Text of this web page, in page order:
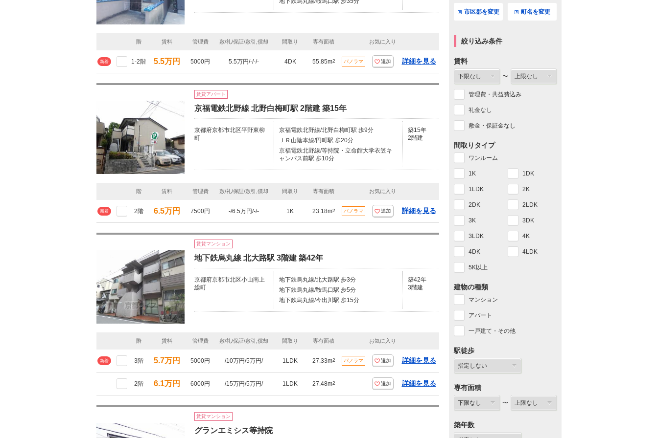
階 賃料 管理費 敷/礼/保証/敷引,償却 間取り 専有面積 お気に入り
新着 1-2階 5.5万円 5000円 5.5万円/-/-/- 4DK 55.85m2 パノラマ 追加 詳細を見る
賃貸アパート
京福電鉄北野線 北野白梅町駅 2階建 築15年
京都府京都市北区平野東柳
町
京福電鉄北野線/北野白梅町駅 歩9分
ＪＲ山陰本線/円町駅 歩20分
京福電鉄北野線/等持院・立命館大学衣笠キ
ャンパス前駅 歩10分
築15年
2階建
階 賃料 管理費 敷/礼/保証/敷引,償却 間取り 専有面積 お気に入り
新着 2階 6.5万円 7500円 -/6.5万円/-/- 1K 23.18m2 パノラマ 追加 詳細を見る
賃貸マンション
地下鉄烏丸線 北大路駅 3階建 築42年
京都府京都市北区小山南上
総町
地下鉄烏丸線/北大路駅 歩3分
地下鉄烏丸線/鞍馬口駅 歩5分
地下鉄烏丸線/今出川駅 歩15分
築42年
3階建
階 賃料 管理費 敷/礼/保証/敷引,償却 間取り 専有面積 お気に入り
新着 3階 5.7万円 5000円 -/10万円/5万円/- 1LDK 27.33m2 パノラマ 追加 詳細を見る
2階 6.1万円 6000円 -/15万円/5万円/- 1LDK 27.48m2 追加 詳細を見る
賃貸マンション
グランエミシス等持院
市区郡を変更 町名を変更
絞り込み条件
賃料
〜
管理費・共益費込み
礼金なし
敷金・保証金なし
間取りタイプ
ワンルーム
1K 1DK
1LDK 2K
2DK 2LDK
3K 3DK
3LDK 4K
4DK 4LDK
5K以上
建物の種類
マンション
アパート
一戸建て・その他
駅徒歩
専有面積
〜
築年数